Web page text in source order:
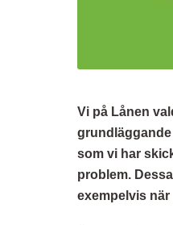
Vi på Lånen
som vi har
problem.
exempelvis